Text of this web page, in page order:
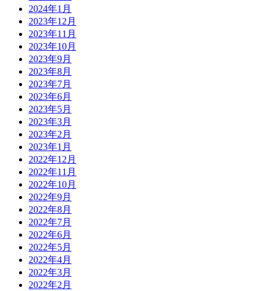
2024年1月
2023年12月
2023年11月
2023年10月
2023年9月
2023年8月
2023年7月
2023年6月
2023年5月
2023年3月
2023年2月
2023年1月
2022年12月
2022年11月
2022年10月
2022年9月
2022年8月
2022年7月
2022年6月
2022年5月
2022年4月
2022年3月
2022年2月